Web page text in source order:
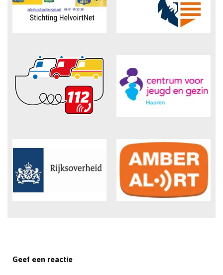
Geef een reactie